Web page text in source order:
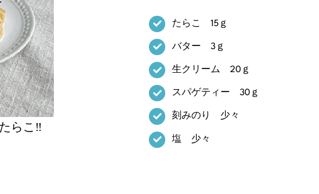
らこ‼
たらこ 15ｇ
バター 3ｇ
生クリーム 20ｇ
スパゲティー 30ｇ
刻みのり 少々
塩 少々